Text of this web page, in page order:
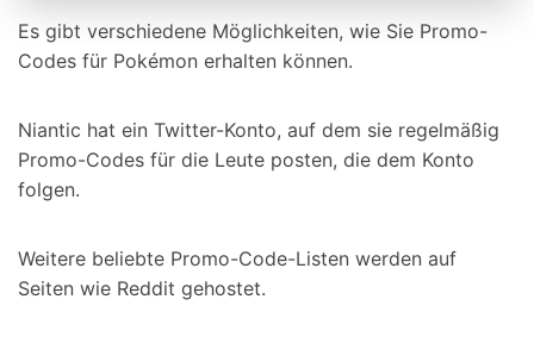
Es gibt verschiedene Möglichkeiten, wie Sie Promo-
Codes für Pokémon erhalten können.
Niantic hat ein Twitter-Konto, auf dem sie regelmäßig
Promo-Codes für die Leute posten, die dem Konto
folgen.
Weitere beliebte Promo-Code-Listen werden auf
Seiten wie Reddit gehostet.